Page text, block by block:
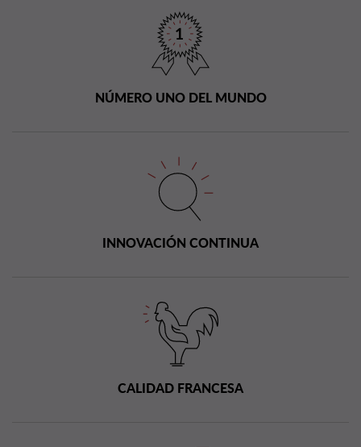
NÚMERO UNO DEL MUNDO
INNOVACIÓN CONTINUA
CALIDAD FRANCESA